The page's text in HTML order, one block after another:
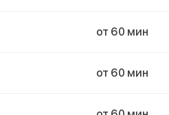
от 60 мин
от 60 мин